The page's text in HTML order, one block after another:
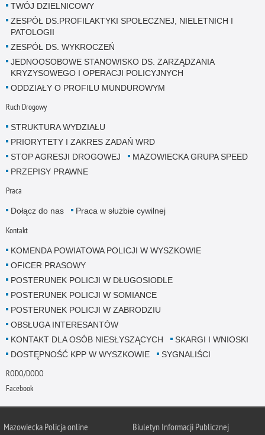
TWÓJ DZIELNICOWY
ZESPÓŁ DS.PROFILAKTYKI SPOŁECZNEJ, NIELETNICH I
PATOLOGII
ZESPÓŁ DS. WYKROCZEŃ
JEDNOOSOBOWE STANOWISKO DS. ZARZĄDZANIA
KRYZYSOWEGO I OPERACJI POLICYJNYCH
ODDZIAŁY O PROFILU MUNDUROWYM
Ruch Drogowy
STRUKTURA WYDZIAŁU
PRIORYTETY I ZAKRES ZADAŃ WRD
STOP AGRESJI DROGOWEJ
MAZOWIECKA GRUPA SPEED
PRZEPISY PRAWNE
Praca
Dołącz do nas Praca w służbie cywilnej
Kontakt
KOMENDA POWIATOWA POLICJI W WYSZKOWIE
OFICER PRASOWY
POSTERUNEK POLICJI W DŁUGOSIODLE
POSTERUNEK POLICJI W SOMIANCE
POSTERUNEK POLICJI W ZABRODZIU
OBSŁUGA INTERESANTÓW
KONTAKT DLA OSÓB NIESŁYSZĄCYCH
SKARGI I WNIOSKI
DOSTĘPNOŚĆ KPP W WYSZKOWIE
SYGNALIŚCI
RODO/DODO
Facebook
Mazowiecka Policja online Biuletyn Informacji Publicznej